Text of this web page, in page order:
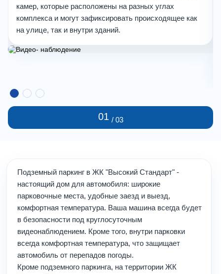
камер, которые расположены на разных углах
комплекса и могут зафиксировать происходящее как
на улице, так и внутри зданий.
01 / 03
Подземный паркинг в ЖК "Высокий Стандарт" -
настоящий дом для автомобиля: широкие
парковочные места, удобные заезд и выезд,
комфортная температура. Ваша машина всегда будет
в безопасности под круглосуточным
видеонаблюдением. Кроме того, внутри парковки
всегда комфортная температура, что защищает
автомобиль от перепадов погоды.
Кроме подземного паркинга, на территории ЖК